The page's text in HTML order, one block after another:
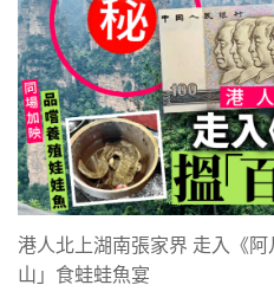
港人北上湖南張家界 走入《
山」食蛙蛙魚宴